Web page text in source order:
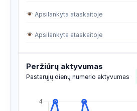
Apsilankyta ataskaitoje
Apsilankyta ataskaitoje
Apsilankyta ataskaitoje
Apsilankyta ataskaitoje
Peržiūrų aktyvumas
Pastarųjų dienų numerio aktyvumas